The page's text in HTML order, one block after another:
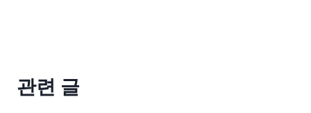
관련 글